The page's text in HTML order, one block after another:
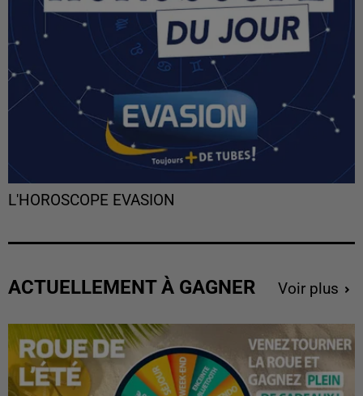
L'HOROSCOPE EVASION
ACTUELLEMENT À GAGNER Voir plus